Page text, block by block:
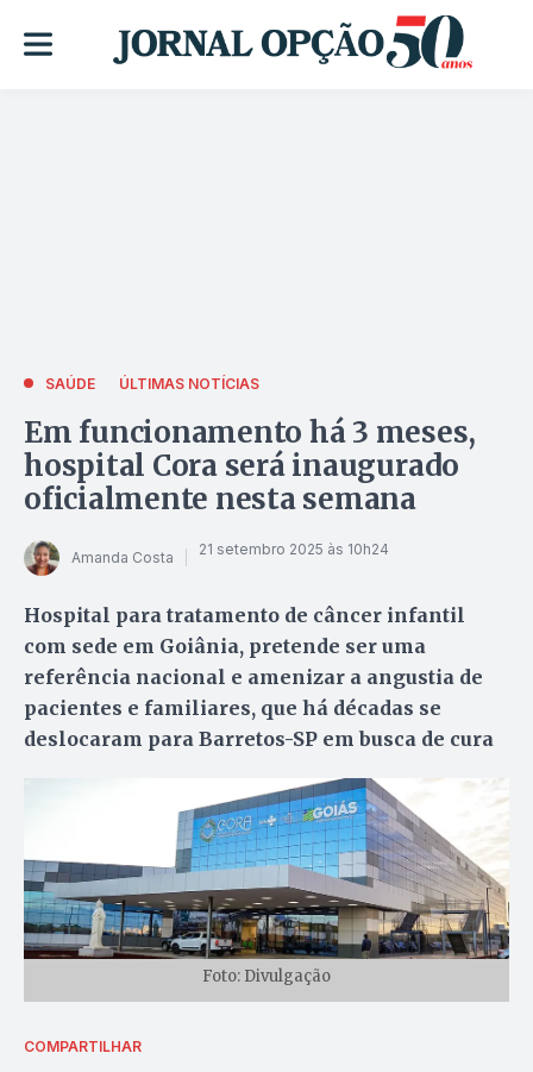
SAÚDE ÚLTIMAS NOTÍCIAS
Em funcionamento há 3 meses,
hospital Cora será inaugurado
oficialmente nesta semana
Amanda Costa 21 setembro 2025 às 10h24
Hospital para tratamento de câncer infantil
com sede em Goiânia, pretende ser uma
referência nacional e amenizar a angustia de
pacientes e familiares, que há décadas se
deslocaram para Barretos-SP em busca de cura
Foto: Divulgação
COMPARTILHAR